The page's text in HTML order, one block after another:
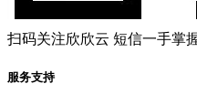
扫码关注欣欣云 短信一手掌
服务支持